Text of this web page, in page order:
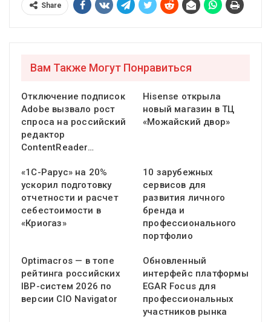
Share
Вам Также Могут Понравиться
Отключение подписок
Adobe вызвало рост
спроса на российский
редактор
ContentReader…
Hisense открыла
новый магазин в ТЦ
«Можайский двор»
«1С-Рарус» на 20%
ускорил подготовку
отчетности и расчет
себестоимости в
«Криогаз»
10 зарубежных
сервисов для
развития личного
бренда и
профессионального
портфолио
Optimacros — в топе
рейтинга российских
IBP-систем 2026 по
версии CIO Navigator
Обновленный
интерфейс платформы
EGAR Focus для
профессиональных
участников рынка